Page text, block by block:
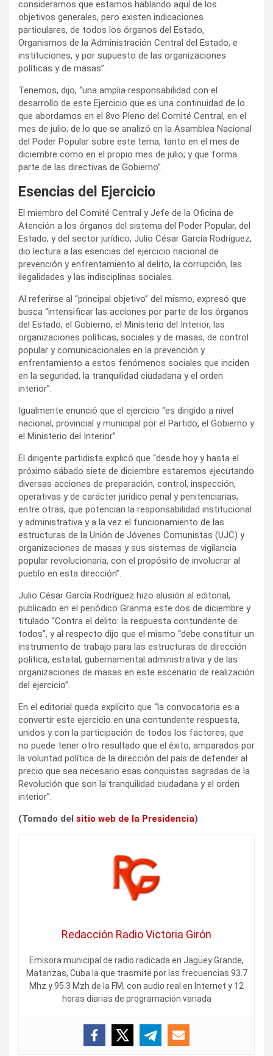
consideramos que estamos hablando aquí de los
objetivos generales, pero existen indicaciones
particulares, de todos los órganos del Estado,
Organismos de la Administración Central del Estado, e
instituciones, y por supuesto de las organizaciones
políticas y de masas”.
Tenemos, dijo, “una amplia responsabilidad con el
desarrollo de este Ejercicio que es una continuidad de lo
que abordamos en el 8vo Pleno del Comité Central, en el
mes de julio; de lo que se analizó en la Asamblea Nacional
del Poder Popular sobre este tema, tanto en el mes de
diciembre como en el propio mes de julio; y que forma
parte de las directivas de Gobierno”.
Esencias del Ejercicio
El miembro del Comité Central y Jefe de la Oficina de
Atención a los órganos del sistema del Poder Popular, del
Estado, y del sector jurídico, Julio César García Rodríguez,
dio lectura a las esencias del ejercicio nacional de
prevención y enfrentamiento al delito, la corrupción, las
ilegalidades y las indisciplinas sociales.
Al referirse al “principal objetivo” del mismo, expresó que
busca “intensificar las acciones por parte de los órganos
del Estado, el Gobierno, el Ministerio del Interior, las
organizaciones políticas, sociales y de masas, de control
popular y comunicacionales en la prevención y
enfrentamiento a estos fenómenos sociales que inciden
en la seguridad, la tranquilidad ciudadana y el orden
interior”.
Igualmente enunció que el ejercicio “es dirigido a nivel
nacional, provincial y municipal por el Partido, el Gobierno y
el Ministerio del Interior”.
El dirigente partidista explicó que “desde hoy y hasta el
próximo sábado siete de diciembre estaremos ejecutando
diversas acciones de preparación, control, inspección,
operativas y de carácter jurídico penal y penitenciarias,
entre otras, que potencian la responsabilidad institucional
y administrativa y a la vez el funcionamiento de las
estructuras de la Unión de Jóvenes Comunistas (UJC) y
organizaciones de masas y sus sistemas de vigilancia
popular revolucionaria, con el propósito de involucrar al
pueblo en esta dirección”.
Julio César García Rodríguez hizo alusión al editorial,
publicado en el periódico Granma este dos de diciembre y
titulado “Contra el delito: la respuesta contundente de
todos”, y al respecto dijo que el mismo “debe constituir un
instrumento de trabajo para las estructuras de dirección
política, estatal, gubernamental administrativa y de las
organizaciones de masas en este escenario de realización
del ejercicio”.
En el editorial queda explícito que “la convocatoria es a
convertir este ejercicio en una contundente respuesta,
unidos y con la participación de todos los factores, que
no puede tener otro resultado que el éxito, amparados por
la voluntad política de la dirección del país de defender al
precio que sea necesario esas conquistas sagradas de la
Revolución que son la tranquilidad ciudadana y el orden
interior”.
(Tomado del sitio web de la Presidencia)
Redacción Radio Victoria Girón
Emisora municipal de radio radicada en Jagüey Grande,
Matanzas, Cuba la que trasmite por las frecuencias 93.7
Mhz y 95.3 Mzh de la FM, con audio real en Internet y 12
horas diarias de programación variada